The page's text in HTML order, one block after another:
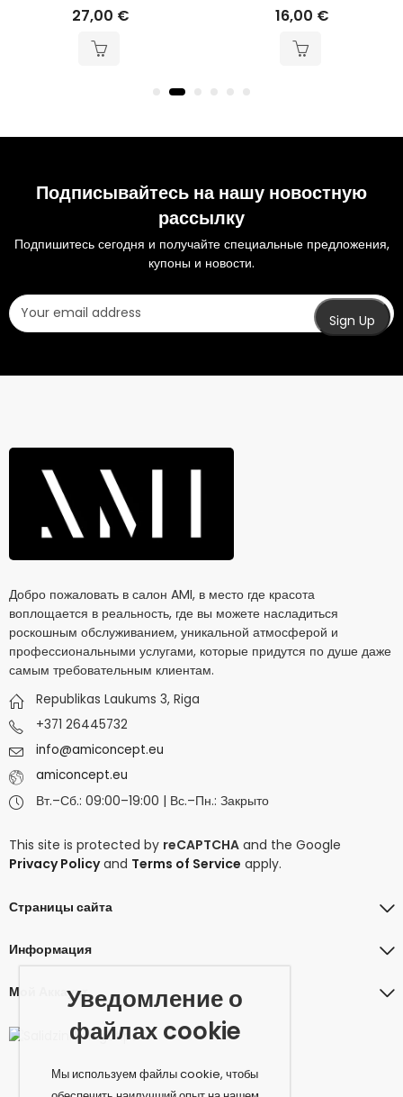
27,00€ 16,00€
Подписывайтесь на нашу новостную
рассылку
Подпишитесь сегодня и получайте специальные предложения,
купоны и новости.
Добро пожаловать в салон AMI, в место где красота
воплощается в реальность, где вы можете насладиться
роскошным обслуживанием, уникальной атмосферой и
профессиональными услугами, которые придутся по душе даже
самым требовательным клиентам.
Republikas Laukums 3, Riga
+371 26445732
info@amiconcept.eu
amiconcept.eu
Вт.–Сб.: 09:00–19:00 | Вс.–Пн.: Закрыто
This site is protected by reCAPTCHA and the Google
Privacy Policyand Terms of Service apply.
Страницы сайта
Информация
Мой АккаунтУведомление о
файлах cookie
Мы используем файлы cookie, чтобы